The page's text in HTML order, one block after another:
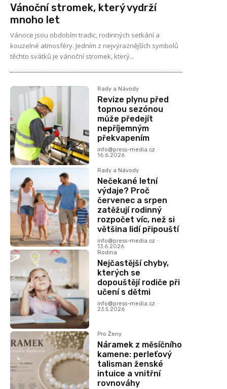
Vánoční stromek, který vydrží
mnoho let
Vánoce jsou obdobím tradic, rodinných setkání a
kouzelné atmosféry. Jedním z nejvýraznějších symbolů
těchto svátků je vánoční stromek, který...
Rady a Návody
Revize plynu před
topnou sezónou
může předejít
nepříjemným
překvapením
info@press-media.cz -
16.6.2026
Rady a Návody
Nečekané letní
výdaje? Proč
červenec a srpen
zatěžují rodinný
rozpočet víc, než si
většina lidí připouští
info@press-media.cz -
13.6.2026
Rodina
Nejčastější chyby,
kterých se
dopouštějí rodiče při
učení s dětmi
info@press-media.cz -
23.5.2026
Pro Ženy
Náramek z měsíčního
kamene: perleťový
talisman ženské
intuice a vnitřní
rovnováhy